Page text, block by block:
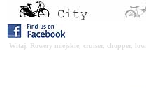
Witaj. Rowery miejskie, cruiser, chopper,